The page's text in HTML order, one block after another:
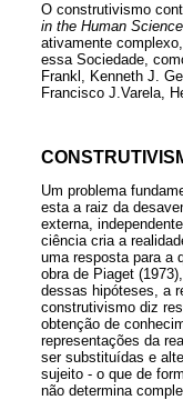
O construtivismo
in the Human
ativamente
essa Sociedade,
Frankl, Kenneth J.
Francisco J.Varela,
Um problema
esta a raiz da
externa,
ciência cria a
uma resposta para a
obra de Piaget
dessas hipóteses, a
construtivismo diz
obtenção de
representações da
ser substituídas e
sujeito - o que de
não determina